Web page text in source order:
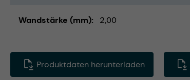
Wandstärke (mm) 2,00
Produktdaten herunterladen